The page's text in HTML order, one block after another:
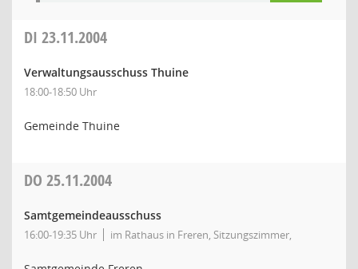
DI 23.11.2004
Verwaltungsausschuss Thuine
18:00-18:50 Uhr
Gemeinde Thuine
DO 25.11.2004
Samtgemeindeausschuss
16:00-19:35 Uhr im Rathaus in Freren, Sitzungszimmer,